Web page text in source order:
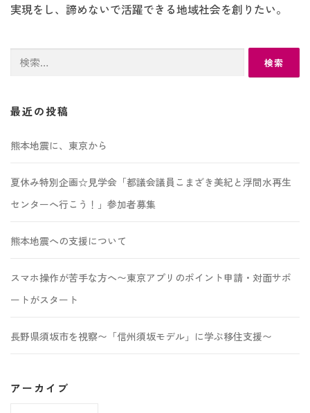
実現をし、諦めないで活躍できる地域社会を創りたい。
検
最近の投稿
熊本地震に、東京から
夏休み特別企画☆見学会「都議会議員こまざき美紀と浮間水再生
センターへ行こう！」参加者募集
熊本地震への支援について
スマホ操作が苦手な方へ〜東京アプリのポイント申請・対面サポ
ートがスタート
長野県須坂市を視察〜「信州須坂モデル」に学ぶ移住支援〜
アーカイブ